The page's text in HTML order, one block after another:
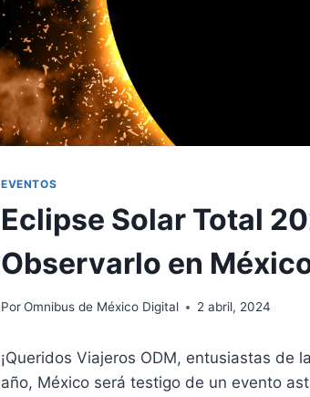
EVENTOS
Eclipse Solar Total
Observarlo en
PorOmnibus de México Digital 2 abril, 2024
¡Queridos Viajeros ODM, entusiastas de
año, México será testigo de un evento